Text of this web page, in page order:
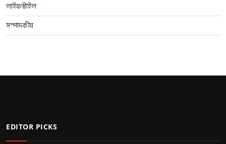
লাইফস্টাইল
সম্পাদকীয়
EDITOR PICKS